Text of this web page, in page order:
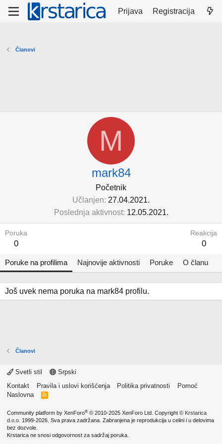
Prijava Registracija
Članovi
M
mark84
Početnik
Učlanjen 27.04.2021.
Poslednja aktivnost 12.05.2021.
Poruka
0
Reakcija
0
Poruke na profilima Najnovije aktivnosti Poruke O članu
Još uvek nema poruka na mark84 profilu.
Članovi
Svetli stil
Srpski
Kontakt
Pravila i uslovi korišćenja Politika privatnosti
Pomoć
Naslovna
R
Community platform by XenForo® © 2010-2025 XenForo Ltd. Copyright © Krstarica
d.o.o. 1999-2026. Sva prava zadržana. Zabranjena je reprodukcija u celini i u delovima
bez dozvole.
Krstarica ne snosi odgovornost za sadržaj poruka.